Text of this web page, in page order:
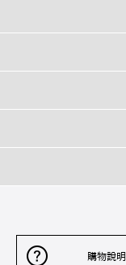
購物說明